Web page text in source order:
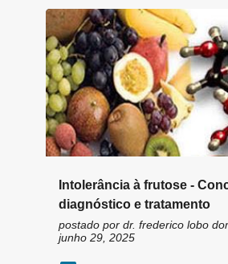
e
n
s
Intolerância à frutose -
diagnóstico e tratamento
postado por dr. frederico lobo
junho 29, 2025
FRUCTOSE FRUTOSE